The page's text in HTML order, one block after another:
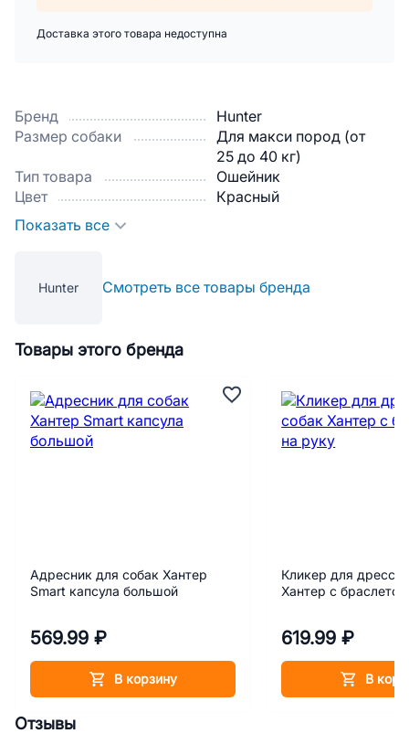
Бренд
Hunter
Размер собаки
Для макси пород (от
25 до 40 кг)
Тип товара
Ошейник
Цвет
Красный
Показать все
Hunter Смотреть все товары бренда
Доставка этого товара недоступна
Товары этого бренда
Адресник для собак Хантер
Smart капсула большой
569.99 ₽
В корзину
Кликер для
Хантер с
619.99 ₽
В
Отзывы